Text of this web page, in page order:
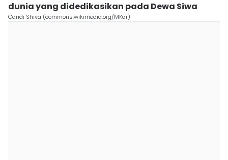
dunia yang didedikasikan pada Dewa Siwa
Candi Shiva (commons.wikimedia.org/MKar)